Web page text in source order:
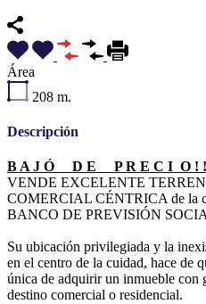
Área
208 m.
Descripción
B A J Ó D E P R E C I O !
VENDE EXCELENTE
COMERCIAL CÉNTRICA de la
BANCO DE PREVISIÓN
Su ubicación privilegiada y la
en el centro de la cuidad, hace de
única de adquirir un inmueble con
destino comercial o residencial.